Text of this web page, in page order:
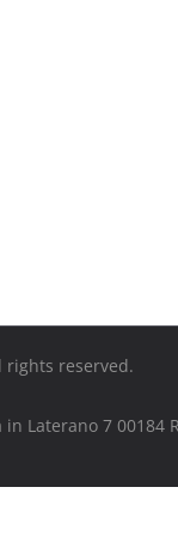
rights reserved.
Laterano 7 00184